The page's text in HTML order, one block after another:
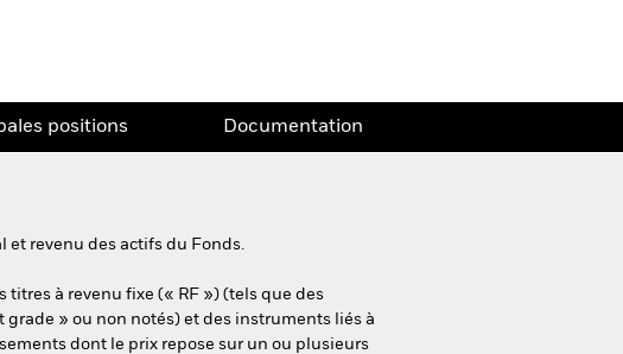
positions Documentation
et revenu des actifs du Fonds.
à revenu fixe (« RF ») (tels que des
» ou non notés) et des instruments liés à
dont le prix repose sur un ou plusieurs